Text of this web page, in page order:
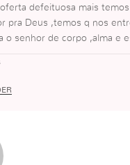
defeituosa mais
pra Deus ,temos q nos
o senhor de corpo ,alma e